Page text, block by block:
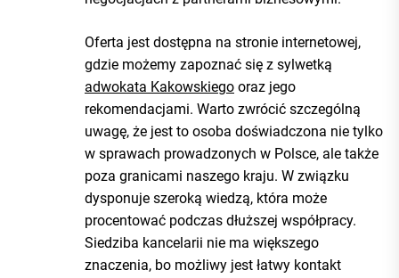
Oferta jest dostępna na stronie internetowej,
gdzie możemy zapoznać się z sylwetką
adwokata Kakowskiego oraz jego
rekomendacjami. Warto zwrócić szczególną
uwagę, że jest to osoba doświadczona nie tylko
w sprawach prowadzonych w Polsce, ale także
poza granicami naszego kraju. W związku
dysponuje szeroką wiedzą, która może
procentować podczas dłuższej współpracy.
Siedziba kancelarii nie ma większego
znaczenia, bo możliwy jest łatwy kontakt